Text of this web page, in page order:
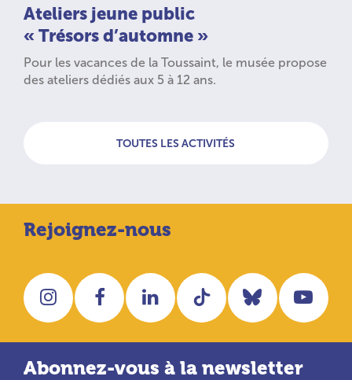
Ateliers jeune public
« Trésors d’automne »
Pour les vacances de la Toussaint, le musée propose
des ateliers dédiés aux 5 à 12 ans.
TOUTES LES ACTIVITÉS
Rejoignez-nous
InstagramFacebookLinkedInTiktok Bluesky
Abonnez-vous à la newsletter